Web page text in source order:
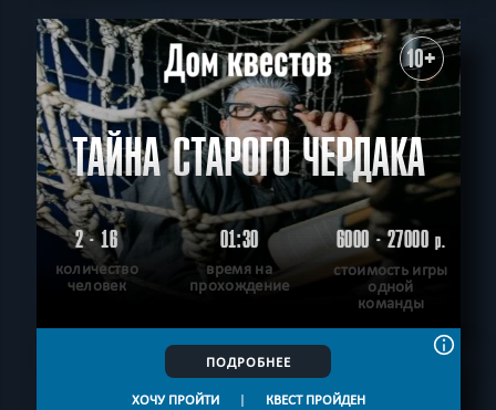
10+
ТАЙНА СТАРОГО ЧЕРДАКА
2 - 16
количество
человек
01:30
время на
прохождение
6000 - 27000р.
стоимость игры
одной
команды
ПОДРОБНЕЕ
ХОЧУ ПРОЙТИ | КВЕСТ ПРОЙДЕН